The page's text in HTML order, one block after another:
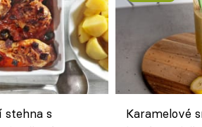
stehna s
Karamelové